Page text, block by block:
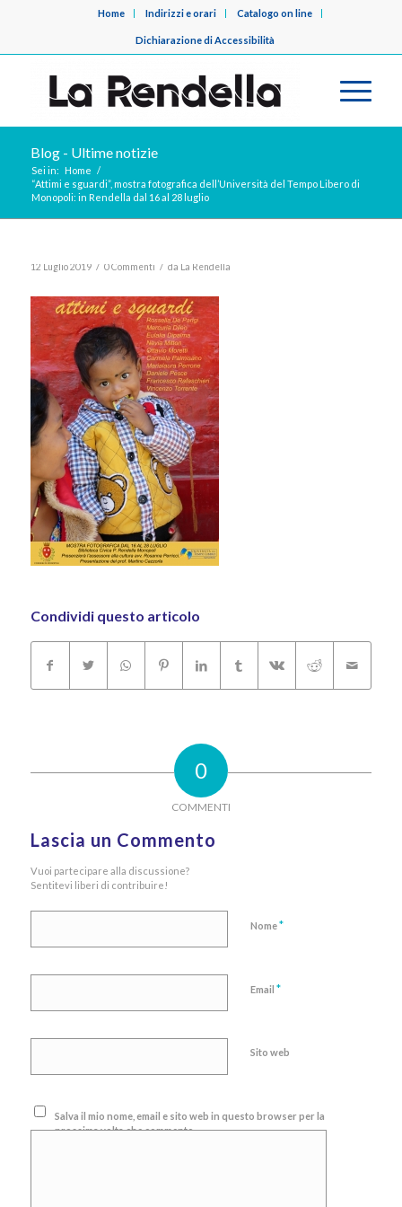
Home Indirizzi e orari Catalogo on line
Dichiarazione di Accessibilità
Blog - Ultime notizie
Sei in: Home /
“Attimi e sguardi”, mostra fotografica dell’Università del Tempo Libero di
Monopoli: in Rendella dal 16 al 28 luglio
12 Luglio 2019 / 0 Commenti / da La Rendella
Condividi questo articolo
0
COMMENTI
Lascia un Commento
Vuoi partecipare alla discussione?
Sentitevi liberi di contribuire!
Nome*
Email *
Sito web
Salva il mio nome, email e sito web in questo browser per la
prossima volta che commento.